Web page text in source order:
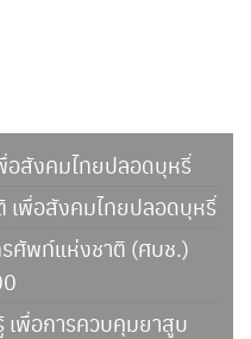
อสังคมไทยปลอดบุหรี่
เพื่อสังคมไทยปลอดบุหรี่
ศัพท์แห่งชาติ (ศบช.)
เพื่อการควบคุมยาสูบ